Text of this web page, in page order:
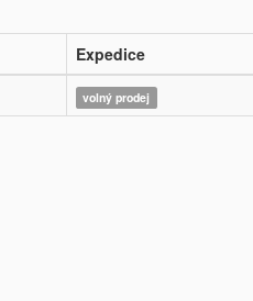
Expedice
volný prodej